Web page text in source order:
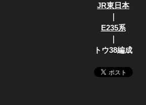
JR東日本
｜
E235系
｜
トウ38編成